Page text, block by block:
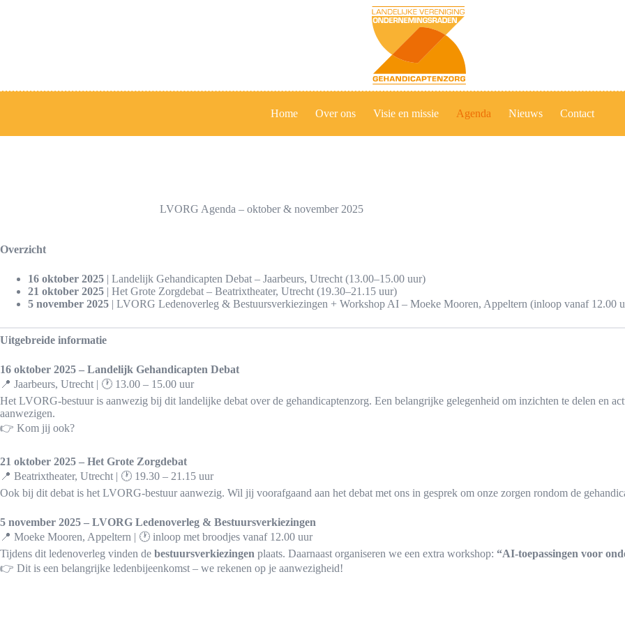
Home Over ons Visie en missie Agenda Nieuws Contact
LVORG Agenda – oktober & november 2025
Overzicht
16 oktober 2025 | Landelijk Gehandicapten Debat – Jaarbeurs, Utrecht (13.00–15.00 uur)
21 oktober 2025 | Het Grote Zorgdebat – Beatrixtheater, Utrecht (19.30–21.15 uur)
5 november 2025 | LVORG Ledenoverleg & Bestuursverkiezingen + Workshop AI – Moeke Mooren, Appeltern (inloop vanaf 12.00
Uitgebreide informatie
16 oktober 2025 – Landelijk Gehandicapten Debat
📍 Jaarbeurs, Utrecht | 🕐 13.00 – 15.00 uur
Het LVORG-bestuur is aanwezig bij dit landelijke debat over de gehandicaptenzorg. Een belangrijke gelegenheid om inzichten te delen en
aanwezigen.
👉 Kom jij ook?
21 oktober 2025 – Het Grote Zorgdebat
📍 Beatrixtheater, Utrecht | 🕐 19.30 – 21.15 uur
Ook bij dit debat is het LVORG-bestuur aanwezig. Wil jij voorafgaand aan het debat met ons in gesprek om onze zorgen rondom de
5 november 2025 – LVORG Ledenoverleg & Bestuursverkiezingen
📍 Moeke Mooren, Appeltern | 🕐 inloop met broodjes vanaf 12.00 uur
Tijdens dit ledenoverleg vinden de bestuursverkiezingen plaats. Daarnaast organiseren we een extra workshop: “AI-toepassingen voor
👉 Dit is een belangrijke ledenbijeenkomst – we rekenen op je aanwezigheid!